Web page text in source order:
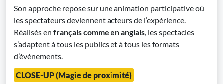
Son approche repose sur une animation participative où
les spectateurs deviennent acteurs de l’expérience.
Réalisés en français comme en anglais, les spectacles
s’adaptent à tous les publics et à tous les formats
d’événements.
CLOSE-UP (Magie de proximité)